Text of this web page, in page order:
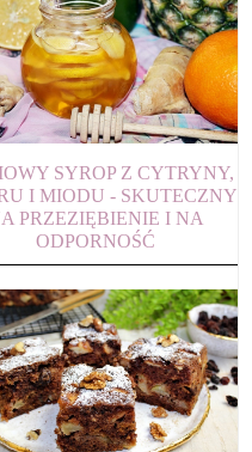
SYROP Z CYTRYNY,
I MIODU - SKUTECZNY
PRZEZIĘBIENIE I NA
ODPORNOŚĆ